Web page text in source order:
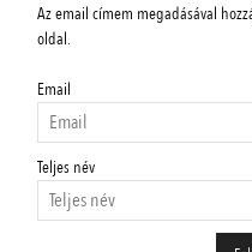
Az email címem megadásával
oldal.
Email
Teljes név